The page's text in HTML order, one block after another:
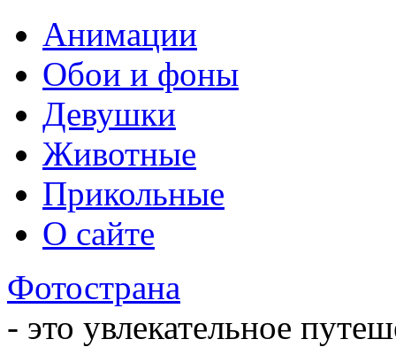
Анимации
Обои и фоны
Девушки
Животные
Прикольные
О сайте
Фотострана
- это увлекательное